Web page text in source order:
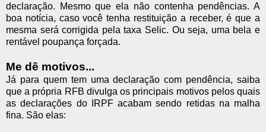
declaração. Mesmo que ela não contenha pendências. A
boa notícia, caso você tenha restituição a receber, é que a
mesma será corrigida pela taxa Selic. Ou seja, uma bela e
rentável poupança forçada.
Me dê motivos...
Já para quem tem uma declaração com pendência, saiba
que a própria RFB divulga os principais motivos pelos quais
as declarações do IRPF acabam sendo retidas na malha
fina. São elas: